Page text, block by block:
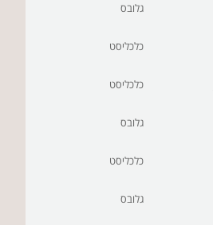
גלובס
כלכליסט
כלכליסט
גלובס
כלכליסט
גלובס